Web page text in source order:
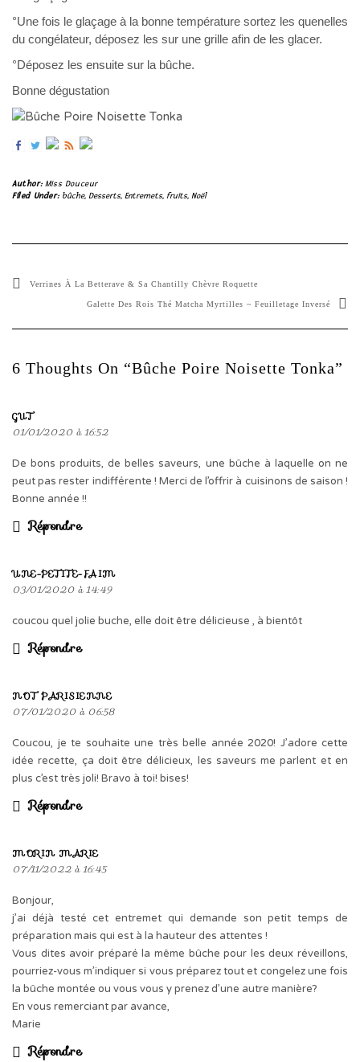
°Une fois le glaçage à la bonne température sortez les quenelles
du congélateur, déposez les sur une grille afin de les glacer.
°Déposez les ensuite sur la bûche.
Bonne dégustation
Author: Miss Douceur
Filed Under: bûche, Desserts, Entremets, fruits, Noël
Verrines À La Betterave & Sa Chantilly Chèvre Roquette
Galette Des Rois Thé Matcha Myrtilles ~ Feuilletage Inversé
6 Thoughts On “Bûche Poire Noisette Tonka”
GUT
01/01/2020 à 16:52
De bons produits, de belles saveurs, une bûche à laquelle on ne
peut pas rester indifférente ! Merci de l’offrir à cuisinons de saison !
Bonne année !!
Répondre
UNE-PETITE-FAIM
03/01/2020 à 14:49
coucou quel jolie buche, elle doit être délicieuse , à bientôt
Répondre
NOT PARISIENNE
07/01/2020 à 06:58
Coucou, je te souhaite une très belle année 2020! J’adore cette
idée recette, ça doit être délicieux, les saveurs me parlent et en
plus c’est très joli! Bravo à toi! bises!
Répondre
MORIN MARIE
07/11/2022 à 16:45
Bonjour,
j’ai déjà testé cet entremet qui demande son petit temps de
préparation mais qui est à la hauteur des attentes !
Vous dites avoir préparé la même bûche pour les deux réveillons,
pourriez-vous m’indiquer si vous préparez tout et congelez une fois
la bûche montée ou vous vous y prenez d’une autre manière?
En vous remerciant par avance,
Marie
Répondre